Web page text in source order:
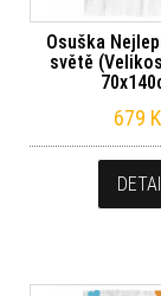
Osuška
světě
679